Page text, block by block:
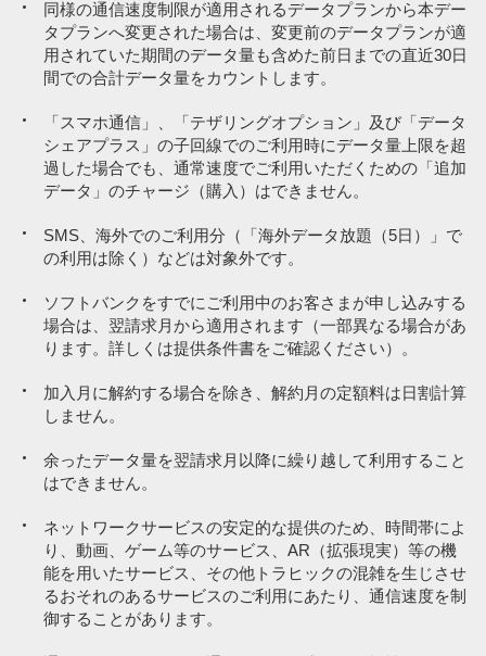
PayPayカード割
月額利用料 7,678円／月
PayPayポイント付与
約4,000円相当
実質負担額 3,678円
通話従量制（22円／30秒）。一部対象外通話あり。
※4
【加入例】SoftBank 光 ファミリーの場合、月額基本料金5,720円
／月＋指定オプション550円／月～が別途必要です（2年自動更新
プラン：2022年7月1日以降の契約者は、契約期間満了月の当月・
翌月・翌々月以外での解約には解除料5,720円が必要。 詳しくはこ
ちら ）。
おうち割 光セット※4 -1,100円／月
月額利用料
【加入例】SoftBank 光 ファミリーの場合、月額基本料金5,720円
／月＋指定オプション550円／月～が別途必要です（2年自動更新
プラン：2022年7月1日以降の契約者は、契約期間満了月の当月・
ちら）。
ポイントを割引後の
月額基本料の支払いに充当した場合
ペイトク特典※6,7
＋3％（上限2,500円相当／月）
おうち割 光セット※4 -1,100円／月
月額利用料
【加入例】SoftBank 光 ファミリーの場合、月額基本料金5,720円
／月＋指定オプション550円／月～が別途必要です（2年自動更新
プラン：2022年7月1日以降の契約者は、契約期間満了月の当月・
ちら）。
ポイントを割引後の
月額基本料の支払いに充当した場合
ペイトク特典※6,7
＋1％（上限1,000円相当／月）
同様の通信速度制限が適用されるデータプランから本デー
タプランへ変更された場合は、変更前のデータプランが適
用されていた期間のデータ量も含めた前日までの直近30日
間での合計データ量をカウントします。
「スマホ通信」、「テザリングオプション」及び「データ
シェアプラス」の子回線でのご利用時にデータ量上限を超
過した場合でも、通常速度でご利用いただくための「追加
データ」のチャージ（購入）はできません。
SMS、海外でのご利用分（「海外データ放題（5日）」で
の利用は除く）などは対象外です。
ソフトバンクをすでにご利用中のお客さまが申し込みする
場合は、翌請求月から適用されます（一部異なる場合があ
ります。詳しくは提供条件書をご確認ください）。
加入月に解約する場合を除き、解約月の定額料は日割計算
しません。
余ったデータ量を翌請求月以降に繰り越して利用すること
はできません。
ネットワークサービスの安定的な提供のため、時間帯によ
り、動画、ゲーム等のサービス、AR（拡張現実）等の機
能を用いたサービス、その他トラヒックの混雑を生じさせ
るおそれのあるサービスのご利用にあたり、通信速度を制
御することがあります。